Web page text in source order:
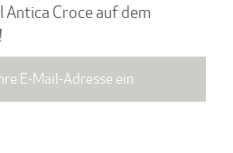
Croce auf dem